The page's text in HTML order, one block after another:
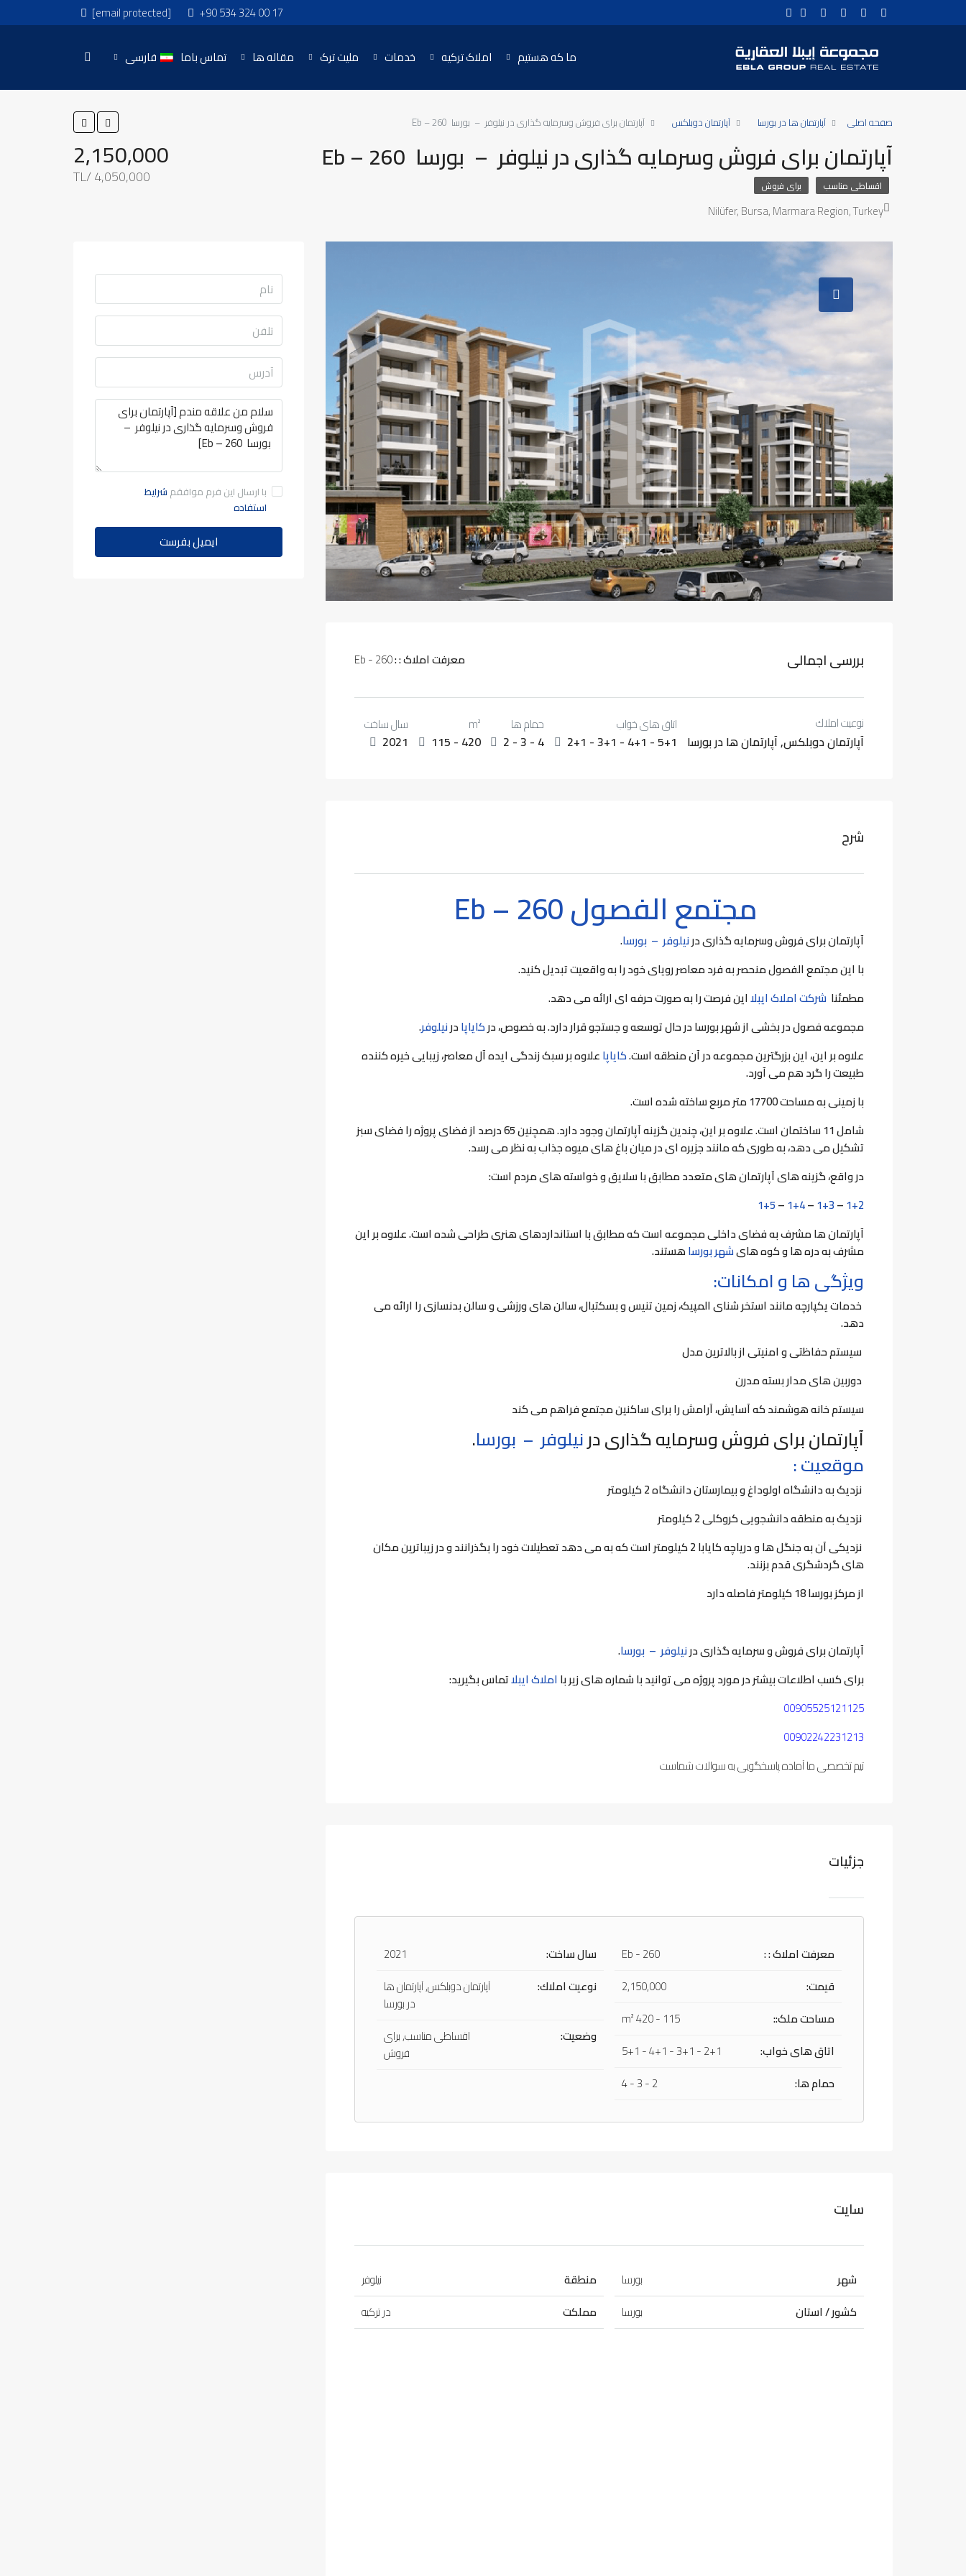
+90 534 324 00 17
[email protected]
ما که هستیم املاک ترکیه خدمات ملیت ترک مقاله ها تماس باما فارسی
صفحه اصلی آپارتمان ها در بورسا آپارتمان دوبلکس آپارتمان برای فروش وسرمایه گذاری در نیلوفر – بورسا Eb – 260
آپارتمان برای فروش وسرمایه گذاری در نیلوفر – بورسا Eb – 260 2,150,000
4,050,000 /TL اقساطی مناسب برای فروش
Nilüfer, Bursa, Marmara Region, Turkey
بررسی اجمالی معرفت املاک : :
آپارتمان دوبلکس, آپارتمان ها در بورسا
نوعيت املاك
2+1 - 3+1 - 4+1 - 5+1
اتاق های خواب
2 - 3 - 4
حمام ها
115 - 420
m²
2021
سال ساخت
شرح
مجتمع الفصول Eb – 260
آپارتمان برای فروش وسرمایه گذاری درنیلوفر – بورسا.
با این مجتمع الفصول منحصر به فرد معاصر رویای خود را به واقعیت تبدیل کنید.
مطمئنا شرکت املاک ايبلااین فرصت را به صورت حرفه ای ارائه می دهد.
مجموعه فصول در بخشی از شهر بورسا در حال توسعه و جستجو قرار دارد. به خصوص، دركاياپادرنیلوفر.
علاوه بر این، این بزرگترین مجموعه در آن منطقه است.کایاپاعلاوه بر سبک زندگی ایده آل معاصر، زیبایی خیره کننده
طبیعت را گرد هم می آورد.
با زمینی به مساحت 17700 متر مربع ساخته شده است.
شامل 11 ساختمان است. علاوه بر این، چندین گزینه آپارتمان وجود دارد. همچنین 65 درصد از فضای پروژه را فضای سبز
تشکیل می دهد، به طوری که مانند جزیره ای در میان باغ های میوه جذاب به نظر می رسد.
در واقع، گزینه های آپارتمان های متعدد مطابق با سلایق و خواسته های مردم است:
1+2
–
–
–
آپارتمان ها مشرف به فضای داخلی مجموعه است که مطابق با استانداردهای هنری طراحی شده است. علاوه بر این
مشرف به دره ها و کوه هایشهر بورساهستند.
ویژگی ها و امکانات:
خدمات یکپارچه مانند استخر شنای المپیک، زمین تنیس و بسکتبال، سالن های ورزشی و سالن بدنسازی را ارائه می
دهد.
سیستم حفاظتی و امنیتی از بالاترین مدل
دوربین های مدار بسته مدرن
سیستم خانه هوشمند که آسایش، آرامش را برای ساکنین مجتمع فراهم می کند
آپارتمان برای فروش وسرمایه گذاری درنیلوفر – بورسا.
موقعیت :
نزدیک به دانشگاه اولوداغ و بیمارستان دانشگاه 2 کیلومتر
نزدیک به منطقه دانشجویی کروکلی 2 کیلومتر
نزدیکی آن به جنگل ها و دریاچه کایابا 2 کیلومتر است که به می دهد تعطیلات خود را بگذرانند و در زیباترین مکان
های گردشگری قدم بزنند.
از مرکز بورسا 18 کیلومتر فاصله دارد
آپارتمان برای فروش و سرمایه گذاری درنیلوفر – بورسا.
برای کسب اطلاعات بیشتر در مورد پروژه می توانید با شماره های زیر بااملاک ايبلاتماس بگیرید:
00905525121125
00902242231213
تیم تخصصی ما آماده پاسخگویی به سوالات شماست
جزئیات
معرفت املاک : :
Eb - 260
قیمت:
2,150,000
مساحت ملک::
115 - 420 m²
اتاق های خواب:
2+1 - 3+1 - 4+1 - 5+1
حمام ها:
2 - 3 - 4
سال ساخت:
2021
نوعيت املاك:
آپارتمان دوبلکس, آپارتمان ها
در بورسا
وضعیت:
اقساطی مناسب, برای
فروش
سايت
شهر
بورسا
کشور / استان
بورسا
منطقة
نيلوفر
مملکت
در ترکیه
با ارسال این فرم موافقم شرایط
استفاده
ایمیل بفرست